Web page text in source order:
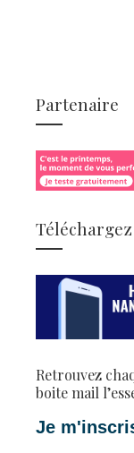
Partenaire
Retrouvez
boite mail
Je